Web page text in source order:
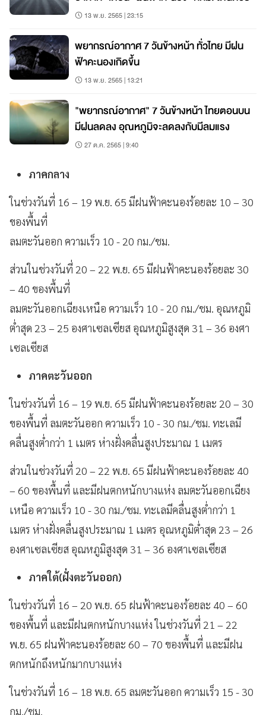
13 พ.ย. 2565 | 23:15
พยากรณ์อากาศ 7 วันข้างหน้า ทั่วไทย มีฝน
ฟ้าคะนองเกิดขึ้น
13 พ.ย. 2565 | 13:21
"พยากรณ์อากาศ" 7 วันข้างหน้า ไทยตอนบน
มีฝนลดลง อุณหภูมิจะลดลงกับมีลมแรง
27 ต.ค. 2565 | 9:40
ภาคกลาง
ในช่วงวันที่ 16 – 19 พ.ย. 65 มีฝนฟ้าคะนองร้อยละ 10 – 30
ของพื้นที่
ลมตะวันออก ความเร็ว 10 - 20 กม./ชม.
ส่วนในช่วงวันที่ 20 – 22 พ.ย. 65 มีฝนฟ้าคะนองร้อยละ 30
– 40 ของพื้นที่
ลมตะวันออกเฉียงเหนือ ความเร็ว 10 - 20 กม./ชม. อุณหภูมิ
ต่ำสุด 23 – 25 องศาเซลเซียส อุณหภูมิสูงสุด 31 – 36 องศา
เซลเซียส
ภาคตะวันออก
ในช่วงวันที่ 16 – 19 พ.ย. 65 มีฝนฟ้าคะนองร้อยละ 20 – 30
ของพื้นที่ ลมตะวันออก ความเร็ว 10 - 30 กม./ชม. ทะเลมี
คลื่นสูงต่ำกว่า 1 เมตร ห่างฝั่งคลื่นสูงประมาณ 1 เมตร
ส่วนในช่วงวันที่ 20 – 22 พ.ย. 65 มีฝนฟ้าคะนองร้อยละ 40
– 60 ของพื้นที่ และมีฝนตกหนักบางแห่ง ลมตะวันออกเฉียง
เหนือ ความเร็ว 10 - 30 กม./ชม. ทะเลมีคลื่นสูงต่ำกว่า 1
เมตร ห่างฝั่งคลื่นสูงประมาณ 1 เมตร อุณหภูมิต่ำสุด 23 – 26
องศาเซลเซียส อุณหภูมิสูงสุด 31 – 36 องศาเซลเซียส
ภาคใต้(ฝั่งตะวันออก)
ในช่วงวันที่ 16 – 20 พ.ย. 65 ฝนฟ้าคะนองร้อยละ 40 – 60
ของพื้นที่ และมีฝนตกหนักบางแห่ง ในช่วงวันที่ 21 – 22
พ.ย. 65 ฝนฟ้าคะนองร้อยละ 60 – 70 ของพื้นที่ และมีฝน
ตกหนักถึงหนักมากบางแห่ง
ในช่วงวันที่ 16 – 18 พ.ย. 65 ลมตะวันออก ความเร็ว 15 - 30
กม./ชม.